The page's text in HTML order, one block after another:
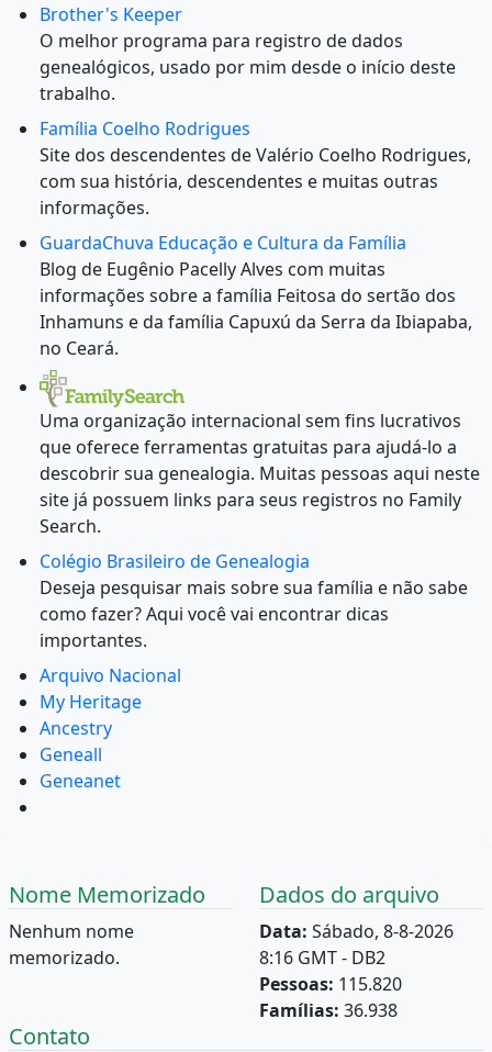
Brother's Keeper
O melhor programa para registro de dados
genealógicos, usado por mim desde o início deste
trabalho.
Família Coelho Rodrigues
Site dos descendentes de Valério Coelho Rodrigues,
com sua história, descendentes e muitas outras
informações.
GuardaChuva Educação e Cultura da Família
Blog de Eugênio Pacelly Alves com muitas
informações sobre a família Feitosa do sertão dos
Inhamuns e da família Capuxú da Serra da Ibiapaba,
no Ceará.
Uma organização internacional sem fins lucrativos
que oferece ferramentas gratuitas para ajudá-lo a
descobrir sua genealogia. Muitas pessoas aqui neste
site já possuem links para seus registros no Family
Search.
Colégio Brasileiro de Genealogia
Deseja pesquisar mais sobre sua família e não sabe
como fazer? Aqui você vai encontrar dicas
importantes.
Arquivo Nacional
My Heritage
Ancestry
Geneall
Geneanet
Nome Memorizado
Nenhum nome
memorizado.
Dados do arquivo
Data: Sábado, 8-8-2026
8:16 GMT - DB2
Pessoas: 115.820
Famílias: 36.938
Contato